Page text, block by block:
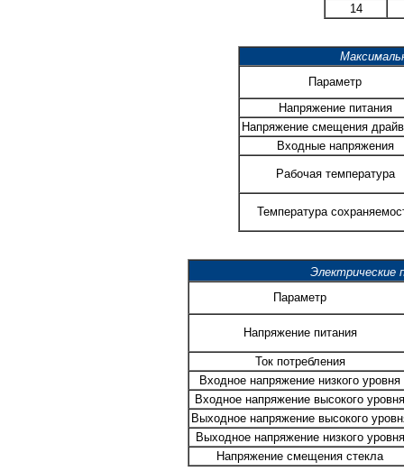
14
Параметр
Напряжение питания
Напряжение смещения
Входные напряжения
Рабочая температура
Температура
Электрические
Параметр
Напряжение питания
Ток потребления
Входное напряжение низкого уровня
Входное напряжение высокого уровня
Выходное напряжение высокого
Выходное напряжение низкого уровня
Напряжение смещения стекла